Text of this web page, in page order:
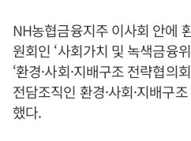
NH농협금융지주 이사회 안에
원회인 ‘사회가치 및 녹색금융
‘환경·사회·지배구조 전략협의
전담조직인 환경·사회·지배구
했다.